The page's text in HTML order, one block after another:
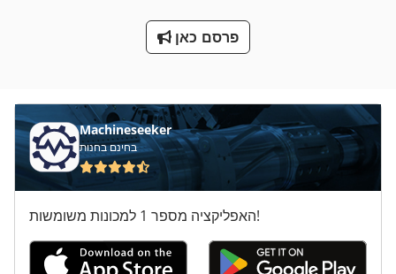
פרסם כאן
Machineseeker
בחינם בחנות
האפליקציה מספר 1 למכונות משומשות!